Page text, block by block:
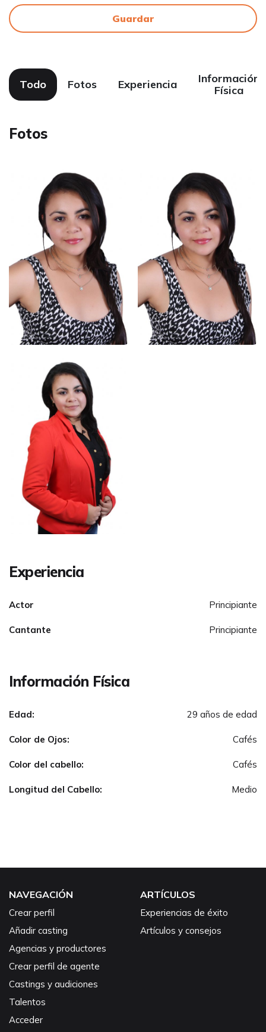
Guardar
Todo Fotos Experiencia
Información
Física
Fotos
Experiencia
Actor Principiante
Cantante Principiante
Información Física
Edad: 29 años de edad
Color de Ojos: Cafés
Color del cabello: Cafés
Longitud del Cabello: Medio
NAVEGACIÓN
Crear perfil
Añadir casting
Agencias y productores
Crear perfil de agente
Castings y audiciones
Talentos
Acceder
ARTÍCULOS
Experiencias de éxito
Artículos y consejos